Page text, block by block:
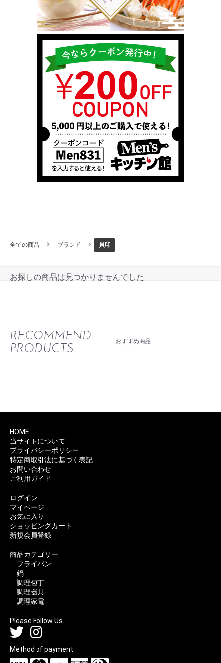
全ての商品 ブランド 貝印
お探しの商品は見つかりませんでした
RECOMMEND
PRODUCTS
おすすめ商品
HOME
当サイトについて
プライバシーポリシー
特定商取引法に基づく表記
お問い合わせ
ご利用ガイド
ログイン
マイページ
お気に入り
ショッピングカート
新規会員登録
商品カテゴリー
フライパン
鍋
調理包丁
調理器具
調理家電
Please Follow Us.
Method of payment